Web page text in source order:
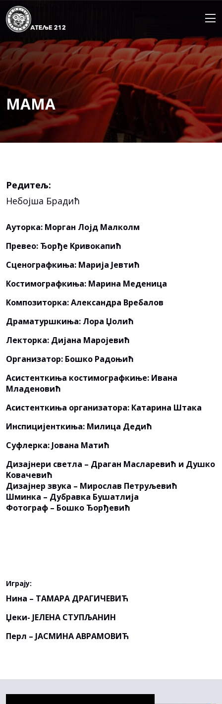
Skip
to
content
МАМА
Редитељ:
Небојша Брадић
Ауторка: Морган Лојд Малколм
Превео: Ђорђе Kривокапић
Сценографкиња: Марија Јевтић
Костимографкиња: Марина Меденица
Композиторка: Александра Вребалов
Драматуршкиња: Лора Џолић
Лекторка: Дијана Маројевић
Организатор: Бошко Радоњић
Асистенткиња костимографкиње: Ивана
Младеновић
Асистенткиња организатора: Катарина Штака
Инспицијенткиња: Милица Дедић
Суфлерка: Јована Матић
Дизајнери светла – Драган Масларевић и Душко
Kовачевић
Дизајнер звука – Мирослав Петруљевић
Шминка – Дубравка Бушатлија
Фотограф – Бошко Ђорђевић
Играју:
Нина – ТАМАРА ДРАГИЧЕВИЋ
Џеки- ЈЕЛЕНА СТУПЉАНИН
Перл – ЈАСМИНА АВРАМОВИЋ